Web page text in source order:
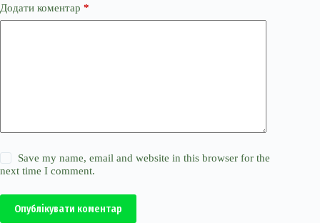
Додати коментар *
Save my name, email and website in this browser for the
next time I comment.
Опублікувати коментар